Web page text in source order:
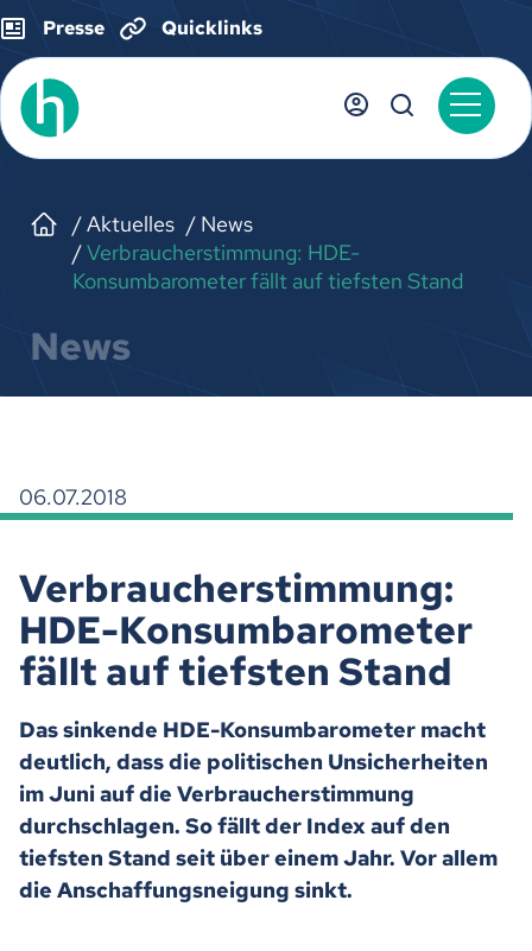
Presse Quicklinks
Aktuelles
News
Verbraucherstimmung: HDE-
Konsumbarometer fällt auf tiefsten Stand
News
06.07.2018
Verbraucherstimmung:
HDE-Konsumbarometer
fällt auf tiefsten Stand
Das sinkende HDE-Konsumbarometer macht
deutlich, dass die politischen Unsicherheiten
im Juni auf die Verbraucherstimmung
durchschlagen. So fällt der Index auf den
tiefsten Stand seit über einem Jahr. Vor allem
die Anschaffungsneigung sinkt.